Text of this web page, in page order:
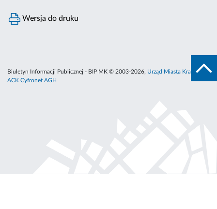
Wersja do druku
Biuletyn Informacji Publicznej - BIP MK © 2003-2026, Urząd Miasta Krakowa
ACK Cyfronet AGH